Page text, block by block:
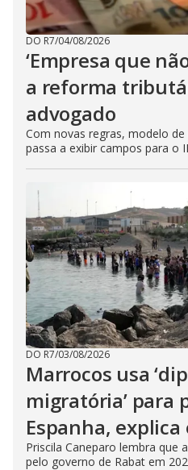
DO R7/04/08/2026
‘Empresa que
a reforma
advogado
Com novas regras, modelo
passa a exibir campos para o
DO R7/03/08/2026
Marrocos usa
migratória’ para
Espanha,
Priscila Caneparo lembra que
pelo governo de Rabat em